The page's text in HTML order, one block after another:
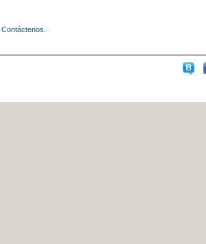
Contáctenos